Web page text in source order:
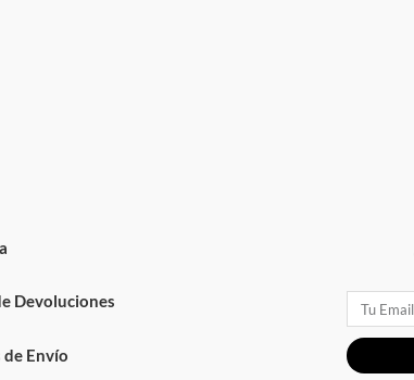
Devoluciones
Envío
Email